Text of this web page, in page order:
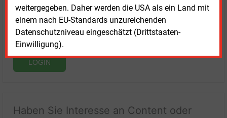
weitergegeben. Daher werden die USA als ein Land mit
einem nach EU-Standards unzureichenden
Datenschutzniveau eingeschätzt (Drittstaaten-
Einwilligung).
LOGIN
Haben Sie Interesse an Content oder